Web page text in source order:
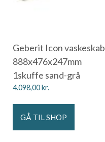
Geberit Icon vaskeskab
888x476x247mm
1skuffe sand-grå
4.098,00kr.
GÅ TIL SHOP